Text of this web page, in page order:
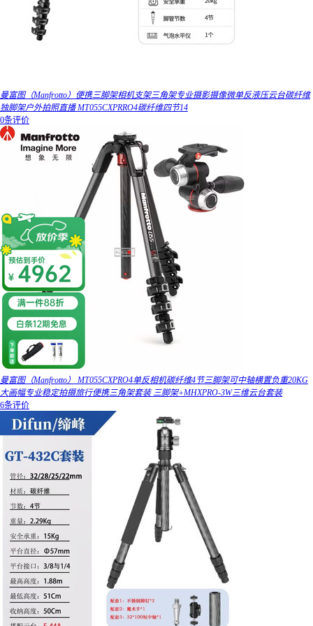
曼富图（Manfrotto）便携三脚架相机支架三角架专业摄影摄像微单反液压云台碳纤维
独脚架户外拍照直播 MT055CXPRRO4碳纤维四节14
0条评价
曼富图（Manfrotto） MT055CXPRO4单反相机碳纤维4节三脚架可中轴横置负重20KG
大画幅专业稳定拍摄旅行便携三角架套装 三脚架+MHXPRO-3W三维云台套装
6条评价